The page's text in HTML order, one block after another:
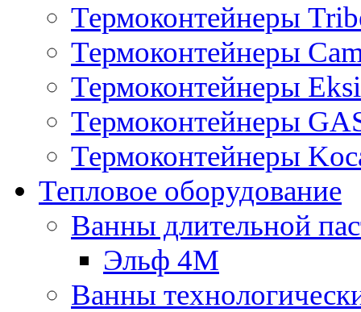
Термоконтейнеры
Термоконтейнеры
Термоконтейнеры Eksi
Термоконтейнеры
Термоконтейнеры
Тепловое оборудование
Ванны длительной
Эльф 4М
Ванны